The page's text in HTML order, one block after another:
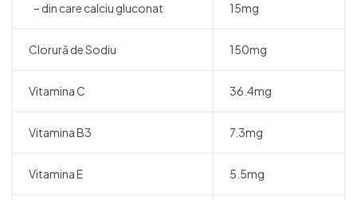
– din care calciu gluconat 15mg
Clorură de Sodiu 150mg
Vitamina C 36.4mg
Vitamina B3 7.3mg
Vitamina E 5.5mg